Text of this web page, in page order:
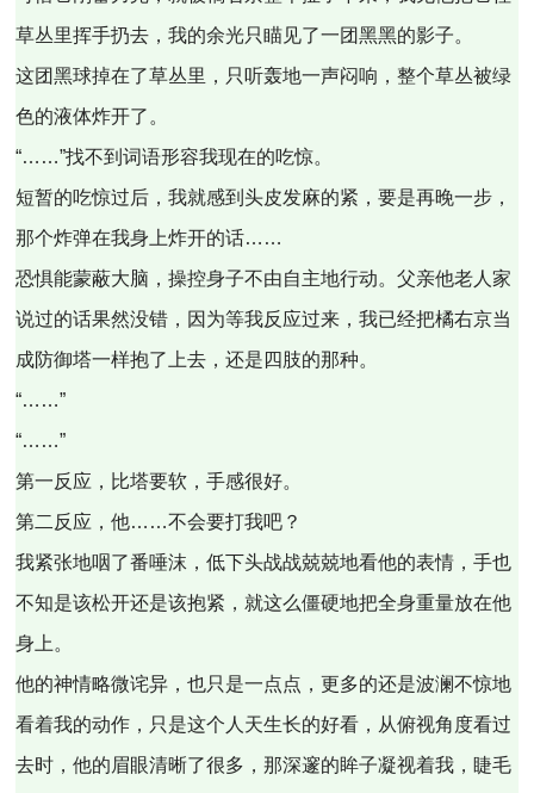
草丛里挥手扔去，我的余光只瞄见了一团黑黑的影子。
这团黑球掉在了草丛里，只听轰地一声闷响，整个草丛被绿
色的液体炸开了。
“……”找不到词语形容我现在的吃惊。
短暂的吃惊过后，我就感到头皮发麻的紧，要是再晚一步，
那个炸弹在我身上炸开的话……
恐惧能蒙蔽大脑，操控身子不由自主地行动。父亲他老人家
说过的话果然没错，因为等我反应过来，我已经把橘右京当
成防御塔一样抱了上去，还是四肢的那种。
“……”
“……”
第一反应，比塔要软，手感很好。
第二反应，他……不会要打我吧？
我紧张地咽了番唾沫，低下头战战兢兢地看他的表情，手也
不知是该松开还是该抱紧，就这么僵硬地把全身重量放在他
身上。
他的神情略微诧异，也只是一点点，更多的还是波澜不惊地
看着我的动作，只是这个人天生长的好看，从俯视角度看过
去时，他的眉眼清晰了很多，那深邃的眸子凝视着我，睫毛